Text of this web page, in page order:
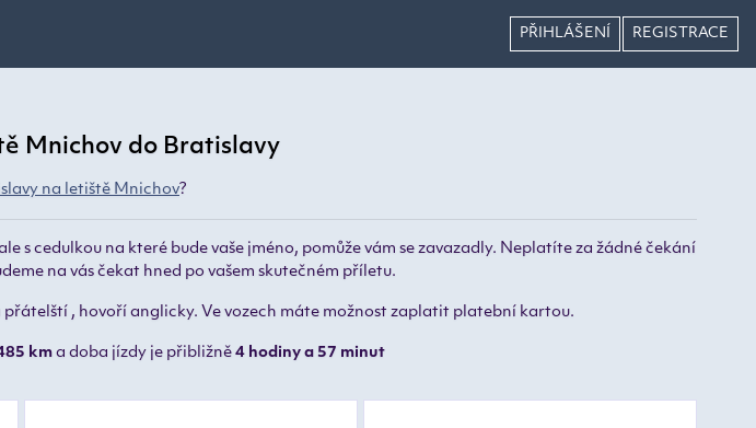
PŘIHLÁŠENÍ REGISTRACE
Mnichov do Bratislavy
na letiště Mnichov?
s cedulkou na které bude vaše jméno, pomůže vám se zavazadly. Neplatíte za žádné čekání
na vás čekat hned po vašem skutečném příletu.
, hovoří anglicky. Ve vozech máte možnost zaplatit platební kartou.
km a doba jízdy je přibližně 4 hodiny a 57 minut